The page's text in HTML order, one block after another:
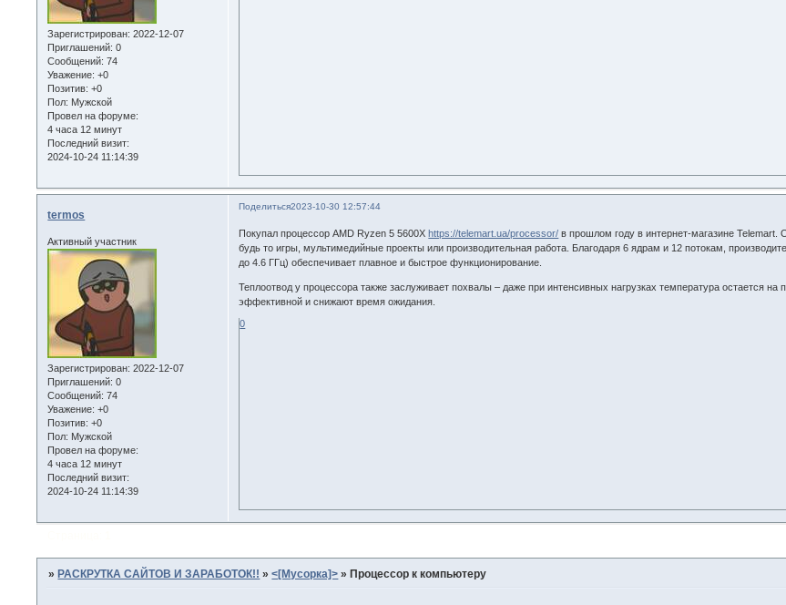
Зарегистрирован: 2022-12-07
Приглашений: 0
Сообщений: 74
Уважение: +0
Позитив: +0
Пол: Мужской
Провел на форуме:
4 часа 12 минут
Последний визит:
2024-10-24 11:14:39
Поделиться2023-10-30 12:57:44
termos
Активный участник
Зарегистрирован: 2022-12-07
Приглашений: 0
Сообщений: 74
Уважение: +0
Позитив: +0
Пол: Мужской
Провел на форуме:
4 часа 12 минут
Последний визит:
2024-10-24 11:14:39
Покупал процессор AMD Ryzen 5 5600X https://telemart.ua/processor/ в прошлом году в интернет-магазине
будь то игры, мультимедийные проекты или производительная работа. Благодаря 6 ядрам и 12 потокам,
до 4.6 ГГц) обеспечивает плавное и быстрое функционирование.
Теплоотвод у процессора также заслуживает похвалы – даже при интенсивных нагрузках температура остается
эффективной и снижают время ожидания.
0
»РАСКРУТКА САЙТОВ И ЗАРАБОТОК!! »<[Мусорка]> »Процессор к компьютеру